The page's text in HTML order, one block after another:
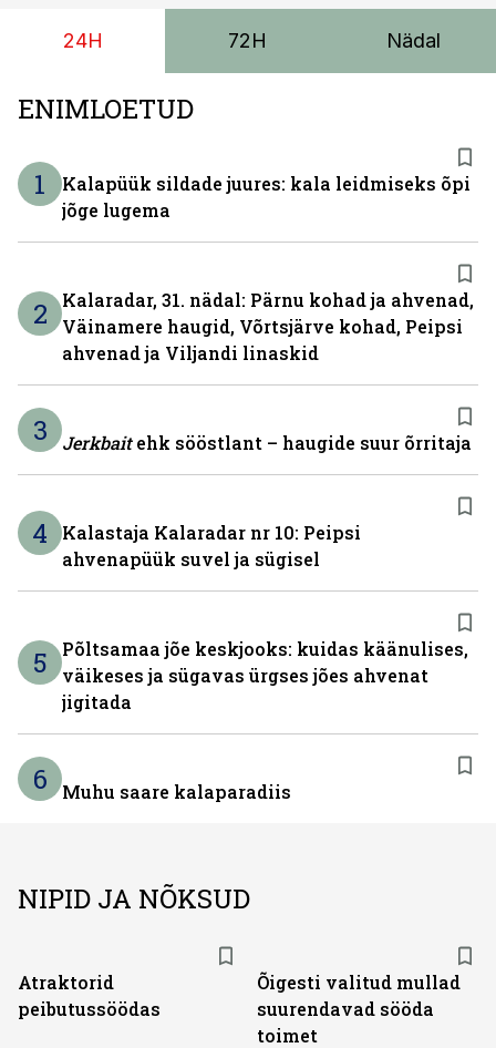
reisijatebussina. Viimast saab kohaldada ka
invavedudeks. Aasta lõpus on mudel saadaval ka šassii
versioonis.
24H 72H Nädal
ENIMLOETUD
1
Kalapüük sildade juures: kala leidmiseks õpi
jõge lugema
2
Kalaradar, 31. nädal: Pärnu kohad ja ahvenad,
Väinamere haugid, Võrtsjärve kohad, Peipsi
ahvenad ja Viljandi linaskid
3 Jerkbaitehk sööstlant – haugide suur õrritaja
4
Kalastaja Kalaradar nr 10: Peipsi
ahvenapüük suvel ja sügisel
5
Põltsamaa jõe keskjooks: kuidas käänulises,
väikeses ja sügavas ürgses jões ahvenat
jigitada
6 Muhu saare kalaparadiis
NIPID JA NÕKSUD
Atraktorid
peibutussöödas
Õigesti valitud mullad
suurendavad sööda
toimet